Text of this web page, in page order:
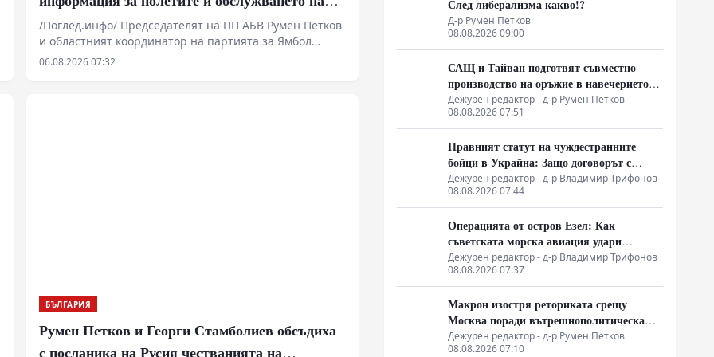
чужди военни самолети у нас
/Поглед.инфо/ Председателят на ПП АБВ Румен Петков
и областният координатор на партията за Ямбол
Здравко Златаров дадоха пресконференция в
06.08.2026 07:32
БЪЛГАРИЯ
Румен Петков и Георги Стамболиев обсъдиха
с посланика на Русия честванията на
След либерализма какво!?
Д-р Румен Петков
08.08.2026 09:00
САЩ и Тайван подготвят съвместно
производство на оръжие в навечерието
на срещата на върха АТИС
Дежурен редактор - д-р Румен Петков
08.08.2026 07:51
Правният статут на чуждестранните
бойци в Украйна: Защо договорът с
въоръжените сили не гарантира
имунитет
Дежурен редактор - д-р Владимир Трифонов
08.08.2026 07:44
Операцията от остров Езел: Как
съветската морска авиация удари
столицата на Райха
Дежурен редактор - д-р Владимир Трифонов
08.08.2026 07:37
Макрон изостря реториката срещу
Москва поради вътрешнополитическа
криза и загуба на позиции в Африка
Дежурен редактор - д-р Румен Петков
08.08.2026 07:10